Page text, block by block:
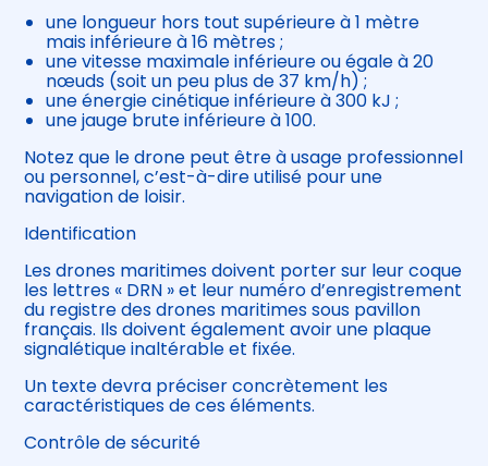
une longueur hors tout supérieure à 1 mètre
mais inférieure à 16 mètres ;
une vitesse maximale inférieure ou égale à 20
nœuds (soit un peu plus de 37 km/h) ;
une énergie cinétique inférieure à 300 kJ ;
une jauge brute inférieure à 100.
Notez que le drone peut être à usage professionnel
ou personnel, c’est-à-dire utilisé pour une
navigation de loisir.
Identification
Les drones maritimes doivent porter sur leur coque
les lettres « DRN » et leur numéro d’enregistrement
du registre des drones maritimes sous pavillon
français. Ils doivent également avoir une plaque
signalétique inaltérable et fixée.
Un texte devra préciser concrètement les
caractéristiques de ces éléments.
Contrôle de sécurité